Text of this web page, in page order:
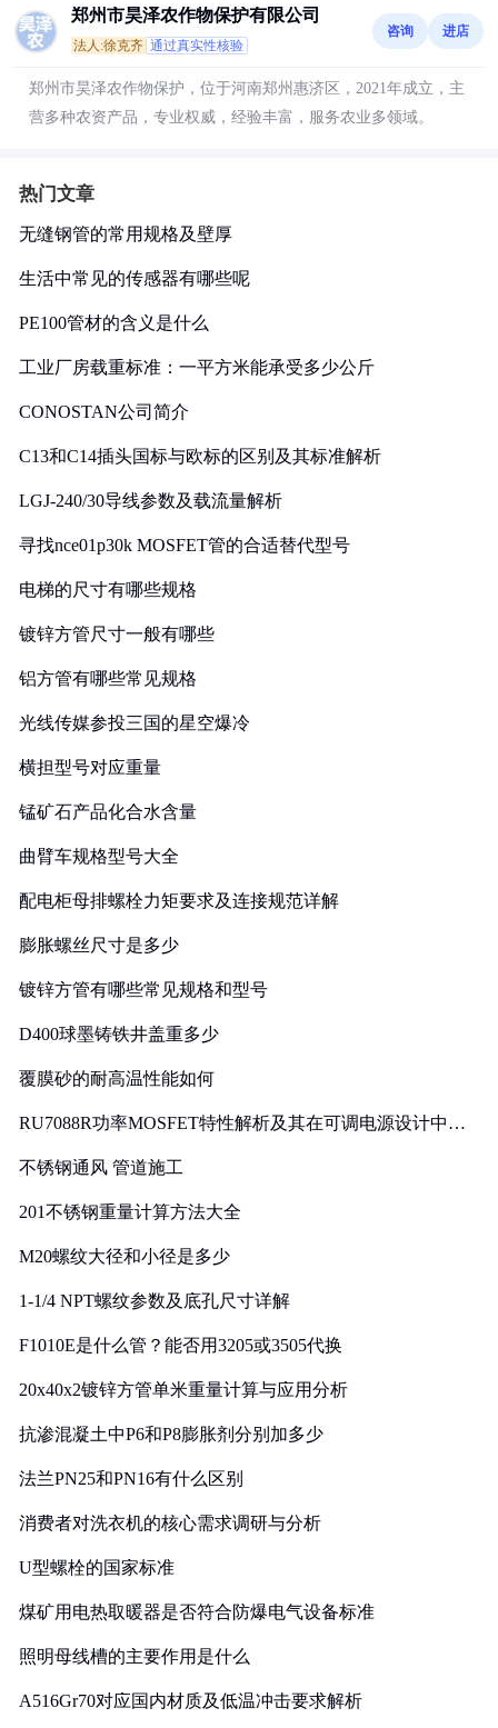
郑州市昊泽农作物保护有限公司
法人:徐克齐 通过真实性核验
咨询 进店
郑州市昊泽农作物保护，位于河南郑州惠济区，2021年成立，主
营多种农资产品，专业权威，经验丰富，服务农业多领域。
热门文章
无缝钢管的常用规格及壁厚
生活中常见的传感器有哪些呢
PE100管材的含义是什么
工业厂房载重标准：一平方米能承受多少公斤
CONOSTAN公司简介
C13和C14插头国标与欧标的区别及其标准解析
LGJ-240/30导线参数及载流量解析
寻找nce01p30k MOSFET管的合适替代型号
电梯的尺寸有哪些规格
镀锌方管尺寸一般有哪些
铝方管有哪些常见规格
光线传媒参投三国的星空爆冷
横担型号对应重量
锰矿石产品化合水含量
曲臂车规格型号大全
配电柜母排螺栓力矩要求及连接规范详解
膨胀螺丝尺寸是多少
镀锌方管有哪些常见规格和型号
D400球墨铸铁井盖重多少
覆膜砂的耐高温性能如何
RU7088R功率MOSFET特性解析及其在可调电源设计中的
不锈钢通风 管道施工
201不锈钢重量计算方法大全
M20螺纹大径和小径是多少
1-1/4 NPT螺纹参数及底孔尺寸详解
F1010E是什么管？能否用3205或3505代换
20x40x2镀锌方管单米重量计算与应用分析
抗渗混凝土中P6和P8膨胀剂分别加多少
法兰PN25和PN16有什么区别
消费者对洗衣机的核心需求调研与分析
U型螺栓的国家标准
煤矿用电热取暖器是否符合防爆电气设备标准
照明母线槽的主要作用是什么
A516Gr70对应国内材质及低温冲击要求解析